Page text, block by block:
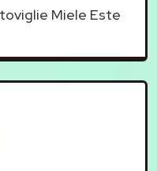
Miele Este